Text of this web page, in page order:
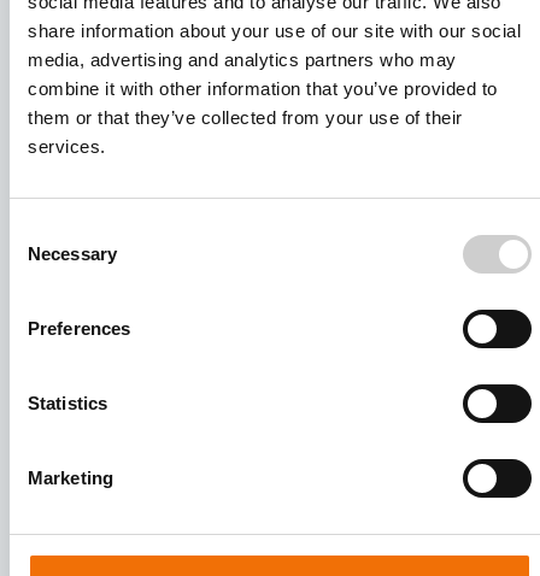
share information about your use of our site with our social
media, advertising and analytics partners who may
combine it with other information that you’ve provided to
them or that they’ve collected from your use of their
services.
Selection
Necessary
Preferences
Statistics
Marketing
联系我们的解决方案团队
我们将为您提供所需指导，以为您量身打造解决方案。
请填写表格，我们的专家将尽快与您联系。